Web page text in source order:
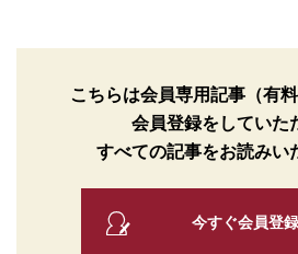
こちらは会員専用記事（有
会員登録をしていた
すべての記事をお読みい
今すぐ会員登録